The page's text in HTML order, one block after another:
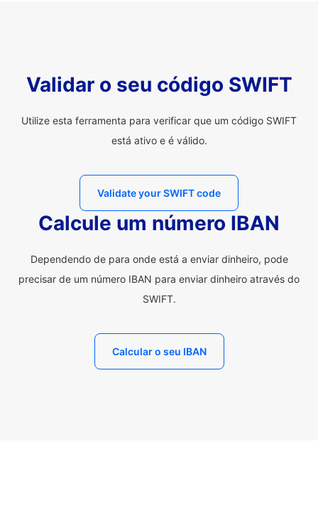
Validar o seu código SWIFT
Utilize esta ferramenta para verificar que um código SWIFT
está ativo e é válido.
Validate your SWIFT code
Calcule um número IBAN
Dependendo de para onde está a enviar dinheiro, pode
precisar de um número IBAN para enviar dinheiro através do
SWIFT.
Calcular o seu IBAN